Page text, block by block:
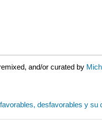
and/or curated by
desfavorables y su